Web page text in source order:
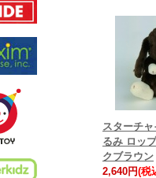
スターチ
るみ ロッ
クブラウン
2,640円(税